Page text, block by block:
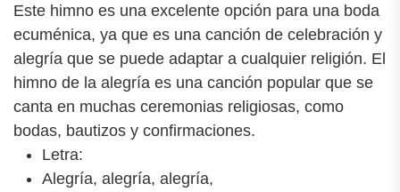
Este himno es una excelente opción para una boda
ecuménica, ya que es una canción de celebración y
alegría que se puede adaptar a cualquier religión. El
himno de la alegría es una canción popular que se
canta en muchas ceremonias religiosas, como
bodas, bautizos y confirmaciones.
Letra:
Alegría, alegría, alegría,